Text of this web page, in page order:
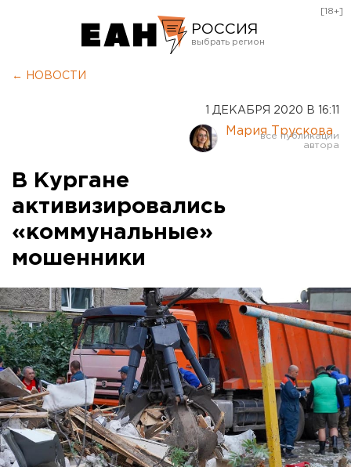
РОССИЯ
Курган
Оренбург
[18+]
← НОВОСТИ
1 ДЕКАБРЯ 2020 В 16:11
Мария Трускова
В Кургане
активизировались
«коммунальные»
мошенники